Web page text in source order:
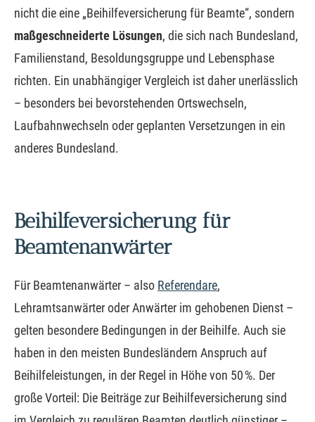
nicht die eine „Beihilfeversicherung für Beamte“, sondern
maßgeschneiderte Lösungen, die sich nach Bundesland,
Familienstand, Besoldungsgruppe und Lebensphase
richten. Ein unabhängiger Vergleich ist daher unerlässlich
– besonders bei bevorstehenden Ortswechseln,
Laufbahnwechseln oder geplanten Versetzungen in ein
anderes Bundesland.
Beihilfeversicherung für
Beamtenanwärter
Für Beamtenanwärter – also Referendare,
Lehramtsanwärter oder Anwärter im gehobenen Dienst –
gelten besondere Bedingungen in der Beihilfe. Auch sie
haben in den meisten Bundesländern Anspruch auf
Beihilfeleistungen, in der Regel in Höhe von 50 %. Der
große Vorteil: Die Beiträge zur Beihilfeversicherung sind